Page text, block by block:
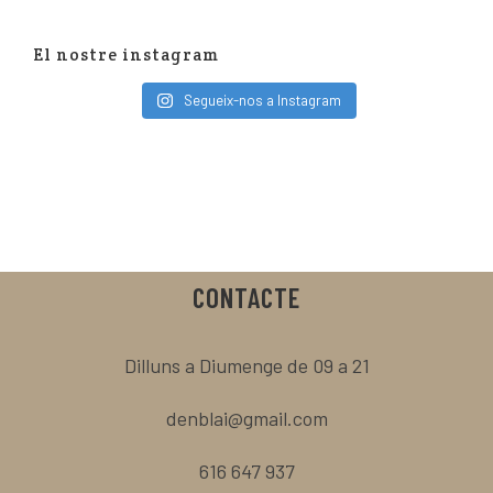
El nostre instagram
Segueix-nos a Instagram
CONTACTE
Dilluns a Diumenge de 09 a 21
denblai@gmail.com
616 647 937